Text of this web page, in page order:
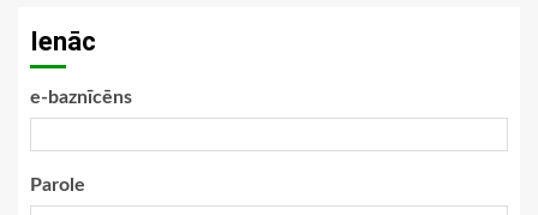
Ienāc
e-baznīcēns
Parole